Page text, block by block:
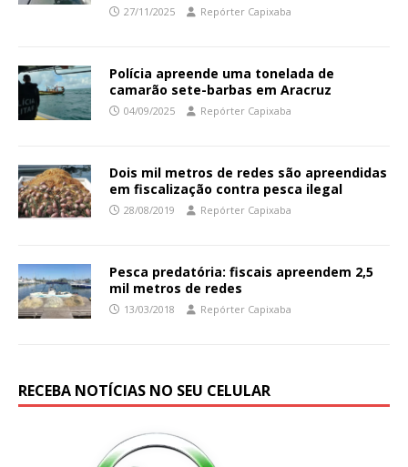
27/11/2025 Repórter Capixaba
Polícia apreende uma tonelada de
camarão sete-barbas em Aracruz
04/09/2025 Repórter Capixaba
Dois mil metros de redes são apreendidas
em fiscalização contra pesca ilegal
28/08/2019 Repórter Capixaba
Pesca predatória: fiscais apreendem 2,5
mil metros de redes
13/03/2018 Repórter Capixaba
RECEBA NOTÍCIAS NO SEU CELULAR